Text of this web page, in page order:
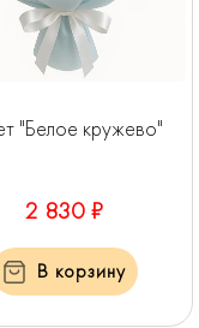
"Белое кружево"
2 830 ₽
В корзину